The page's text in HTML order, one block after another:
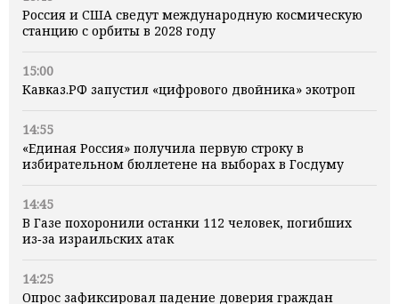
Россия и США сведут международную космическую
станцию с орбиты в 2028 году
15:00
Кавказ.РФ запустил «цифрового двойника» экотроп
14:55
«Единая Россия» получила первую строку в
избирательном бюллетене на выборах в Госдуму
14:45
В Газе похоронили останки 112 человек, погибших
из‑за израильских атак
14:25
Опрос зафиксировал падение доверия граждан